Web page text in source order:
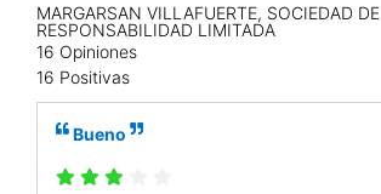
MARGARSAN VILLAFUERTE, SOCIEDAD DE
RESPONSABILIDAD LIMITADA
16 Opiniones
16 Positivas
Bueno